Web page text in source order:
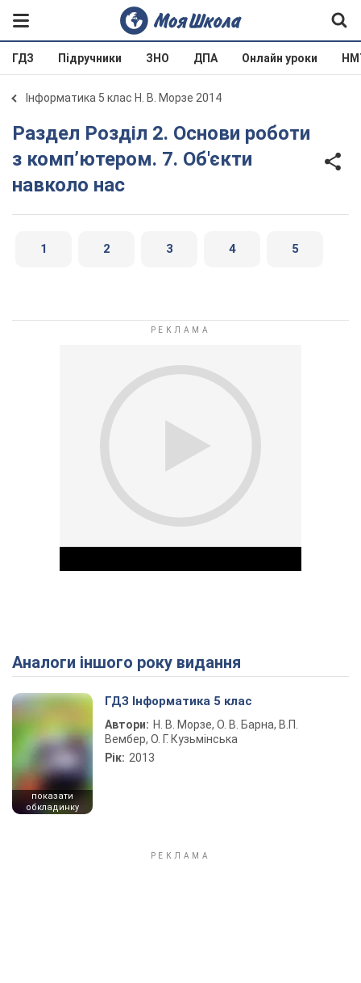
ГДЗ Підручники ЗНО ДПА Онлайн уроки
Інформатика 5 клас Н. В. Морзе 2014
Раздел Розділ 2. Основи роботи
з комп’ютером. 7. Об'єкти
навколо нас
1 2 3 4 5
Play Video
Аналоги іншого року видання
показати
обкладинку
ГДЗ Інформатика 5 клас
Автори: Н. В. Морзе, О. В. Барна, В.П.
Вембер, О. Г. Кузьмінська
Рік: 2013